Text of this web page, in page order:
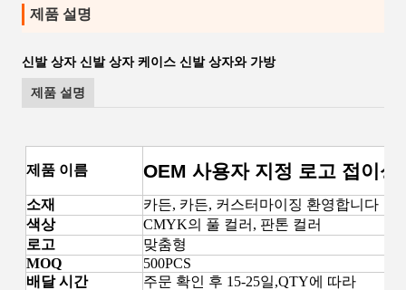
제품 설명
신발 상자 신발 상자 케이스 신발 상자와 가방
제품 설명
제품 이름 OEM 사용자 지정 로고 접이
소재
카든, 카든, 커스터마이징 환영합니다
색상
CMYK의 풀 컬러, 판톤 컬러
로고
맞춤형
MOQ
500PCS
배달 시간
주문 확인 후 15-25일,QTY에 따라